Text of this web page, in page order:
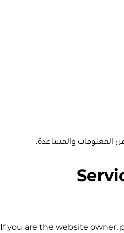
المعلومات والمساعدة.
If you are the website owner,